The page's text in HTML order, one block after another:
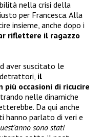
nella crisi della
per Francesca. Alla
insieme, anche dopo i
riflettere il ragazzo
aver suscitato le
il
più occasioni di ricucire
nelle dinamiche
Da qui anche
hanno parlato di veri e
sono stati